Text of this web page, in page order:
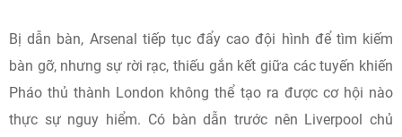
Bị dẫn bàn, Arsenal tiếp tục đẩy cao đội hình để tìm kiếm
bàn gỡ, nhưng sự rời rạc, thiếu gắn kết giữa các tuyến khiến
Pháo thủ thành London không thể tạo ra được cơ hội nào
thực sự nguy hiểm. Có bàn dẫn trước nên Liverpool chủ